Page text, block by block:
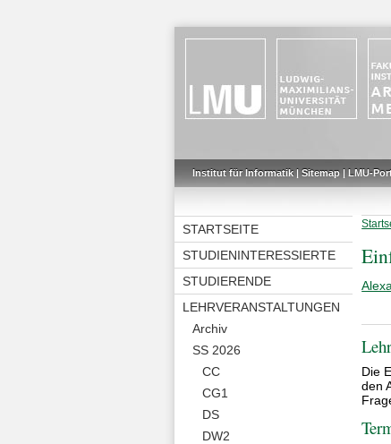
Institut für Informatik| Sitemap| LMU-
STARTSEITE
STUDIENINTERESSIERTE
STUDIERENDE
LEHRVERANSTALTUNGEN
Archiv
SS 2026
CC
CG1
DS
DW2
Die
den